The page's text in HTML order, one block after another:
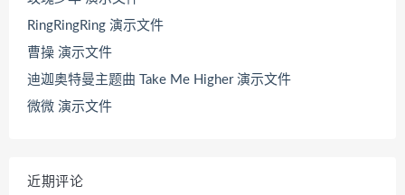
RingRingRing 演示文件
曹操 演示文件
迪迦奥特曼主题曲 Take Me Higher 演示文件
微微 演示文件
近期评论